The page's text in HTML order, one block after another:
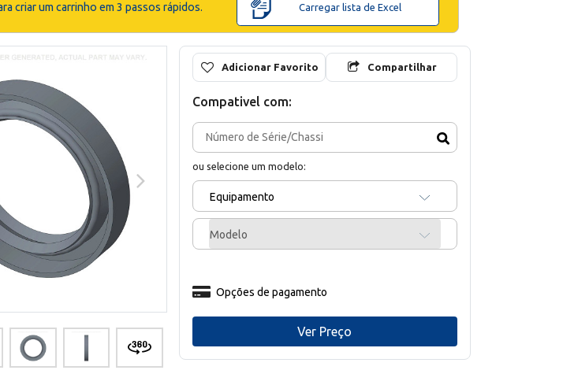
criar um carrinho em 3 passos rápidos. Carregar lista de Excel
Adicionar Favorito Compartilhar
Compativel com:
ou selecione um modelo:
Equipamento
Modelo
Opções de pagamento
Ver Preço